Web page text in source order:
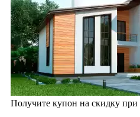
Получите купон на скидку при